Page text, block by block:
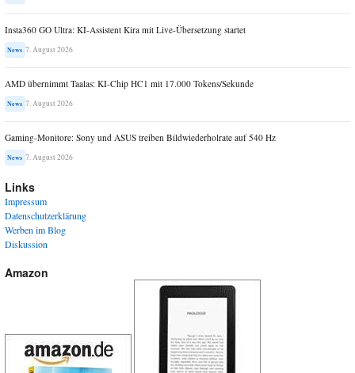
Insta360 GO Ultra: KI-Assistent Kira mit Live-Übersetzung startet
News 7. August 2026
AMD übernimmt Taalas: KI-Chip HC1 mit 17.000 Tokens/Sekunde
News 7. August 2026
Gaming-Monitore: Sony und ASUS treiben Bildwiederholrate auf 540 Hz
News 7. August 2026
Links
Impressum
Datenschutzerklärung
Werben im Blog
Diskussion
Amazon